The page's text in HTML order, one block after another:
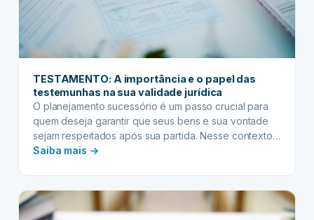
TESTAMENTO: A importância e o papel das
testemunhas na sua validade jurídica
O planejamento sucessório é um passo crucial para
quem deseja garantir que seus bens e sua vontade
sejam respeitados após sua partida. Nesse contexto,
o testamento surge como um instrumento jurídico de
outras disposições de última vontade. Contudo, a
simples manifestação…
Saiba mais →:
importância
e